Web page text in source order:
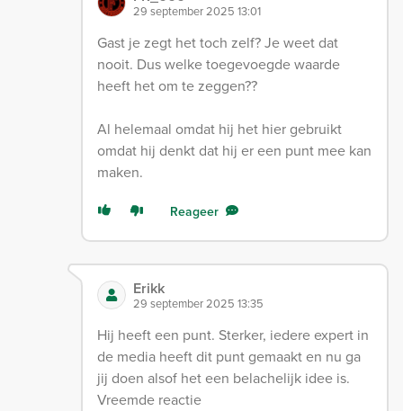
29 september 2025 13:01
Gast je zegt het toch zelf? Je weet dat
nooit. Dus welke toegevoegde waarde
heeft het om te zeggen??
Al helemaal omdat hij het hier gebruikt
omdat hij denkt dat hij er een punt mee kan
maken.
Reageer
Erikk
29 september 2025 13:35
Hij heeft een punt. Sterker, iedere expert in
de media heeft dit punt gemaakt en nu ga
jij doen alsof het een belachelijk idee is.
Vreemde reactie